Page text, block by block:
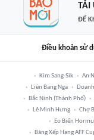
TẢI
ĐỂ
Điều khoản sử
Kim Sang-Sik An
Liên Bang Nga
Bắc Ninh (thành Phố)
Lê Minh Hưng
Chợ
Eo Biển
Bảng Xếp Hạng AFF